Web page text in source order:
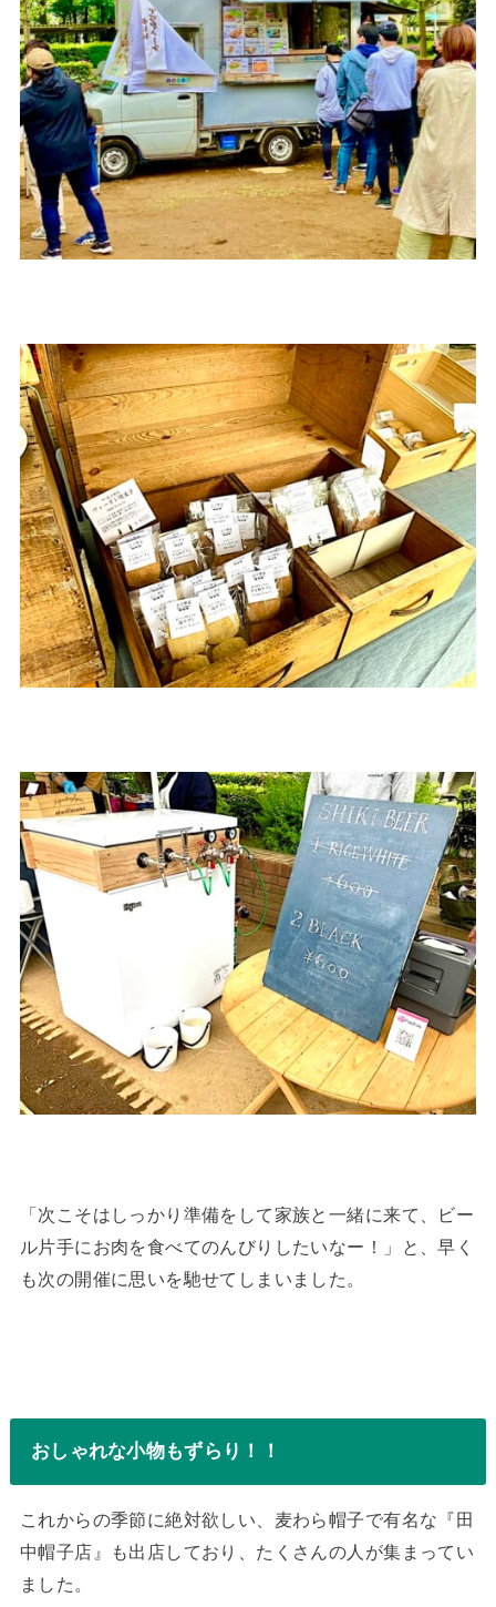
「次こそはしっかり準備をして家族と一緒に来て、ビー
ル片手にお肉を食べてのんびりしたいなー！」と、早く
も次の開催に思いを馳せてしまいました。
おしゃれな小物もずらり！！
これからの季節に絶対欲しい、麦わら帽子で有名な『田
中帽子店』も出店しており、たくさんの人が集まってい
ました。